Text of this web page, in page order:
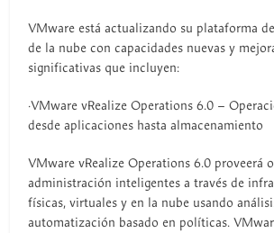
VMware está actualizando su plataforma
de la nube con capacidades nuevas y
significativas que incluyen:
·VMware vRealize Operations 6.0 –
desde aplicaciones hasta almacenamiento
VMware vRealize Operations 6.0 proveerá
administración inteligentes a través de
físicas, virtuales y en la nube usando
automatización basado en políticas.